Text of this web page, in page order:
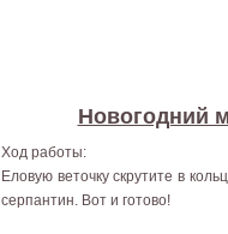
Новогодний
Ход работы:
Еловую веточку скрутите в
серпантин. Вот и готово!